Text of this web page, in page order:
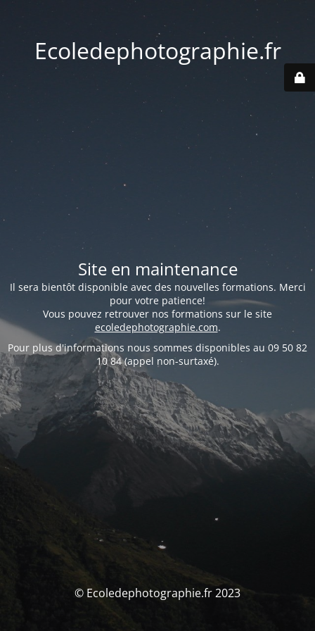
Ecoledephotographie.fr
Site en maintenance
Il sera bientôt disponible avec des nouvelles formations. Merci
pour votre patience!
Vous pouvez retrouver nos formations sur le site
ecoledephotographie.com.
Pour plus d'informations nous sommes disponibles au 09 50 82
10 84 (appel non-surtaxé).
© Ecoledephotographie.fr 2023